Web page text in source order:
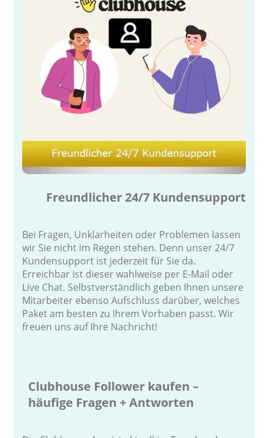
Freundlicher 24/7 Kundensupport
Bei Fragen, Unklarheiten oder Problemen lassen
wir Sie nicht im Regen stehen. Denn unser 24/7
Kundensupport ist jederzeit für Sie da.
Erreichbar ist dieser wahlweise per E-Mail oder
Live Chat. Selbstverständlich geben Ihnen unsere
Mitarbeiter ebenso Aufschluss darüber, welches
Paket am besten zu Ihrem Vorhaben passt. Wir
freuen uns auf Ihre Nachricht!
Clubhouse Follower kaufen –
häufige Fragen + Antworten